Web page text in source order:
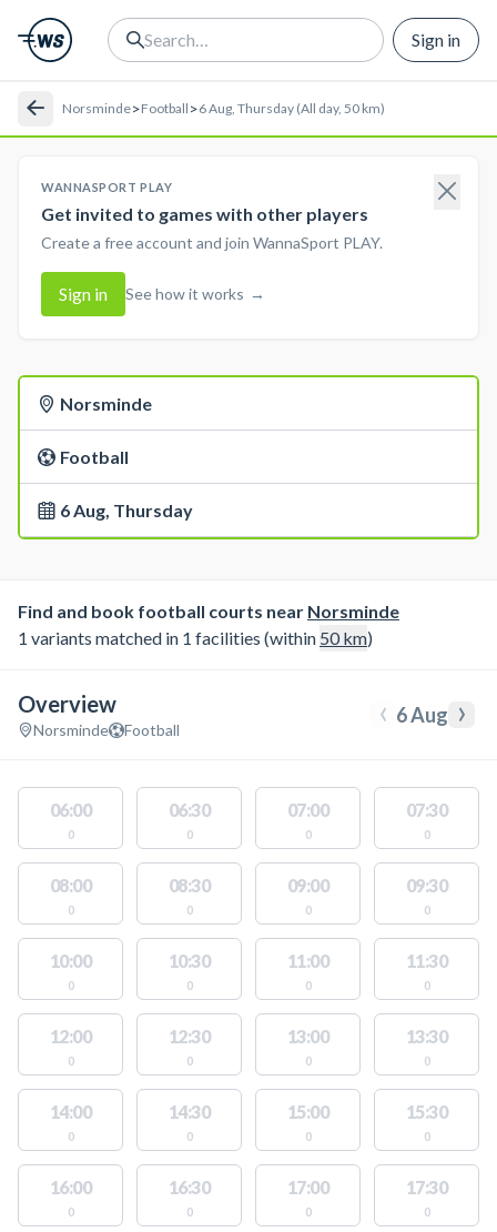
Sign in
Norsminde>Football >6 Aug, Thursday (All day, 50 km)
WANNASPORT PLAY
Get invited to games with other players
Create a free account and join WannaSport PLAY.
Sign in See how it works →
Norsminde
Football
6 Aug, Thursday
Find and book football courts near Norsminde
1 variants matched in 1 facilities (within 50km)
Overview
Norsminde Football ‹ 6 Aug ›
06:00
0
06:30
0
07:00
0
07:30
0
08:00
0
08:30
0
09:00
0
09:30
0
10:00
0
10:30
0
11:00
0
11:30
0
12:00
0
12:30
0
13:00
0
13:30
0
14:00
0
14:30
0
15:00
0
15:30
0
16:00
0
16:30
0
17:00
0
17:30
0